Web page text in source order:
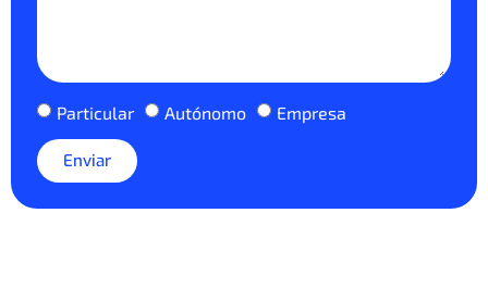
Particular Autónomo Empresa
Enviar